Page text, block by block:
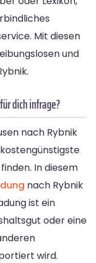
Mit diesen
und
dich infrage?
nach Rybnik
In diesem
nach Rybnik
ist ein
oder eine
wird.